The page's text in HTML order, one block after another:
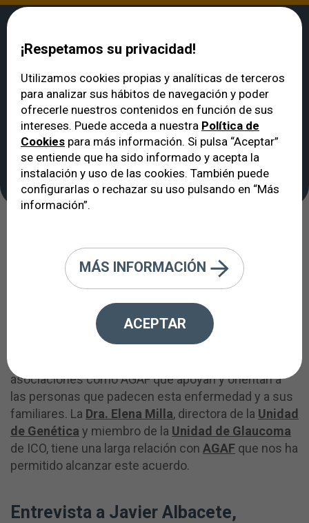
VERTE ICO apoya a las personas con glaucoma
ICO apoya a las
personas con
glaucoma
Entrevista a Javier Albacete,
responsable de AGAF Barcelona
El glaucoma es una enfermedad visual irreversible
asociaciones como AGAF que apoyan y orientan a
las personas que padecen esta enfermedad y a sus
familiares. La Dra. Elena Milla, directora de la Unidad
de Genética y miembro de la Unidad de Glaucoma
de ICO, tiene una larga relación con AGAF que nos ha
permitido alcanzar este acuerdo.
Entrevista a Javier Albacete,
¡Respetamos su privacidad!
Utilizamos cookies propias y analíticas de terceros
para analizar sus hábitos de navegación y poder
ofrecerle nuestros contenidos en función de sus
intereses. Puede acceda a nuestra Política de
Cookies para más información. Si pulsa “Aceptar”
se entiende que ha sido informado y acepta la
instalación y uso de las cookies. También puede
configurarlas o rechazar su uso pulsando en “Más
información”.
MÁS INFORMACIÓN
ACEPTAR